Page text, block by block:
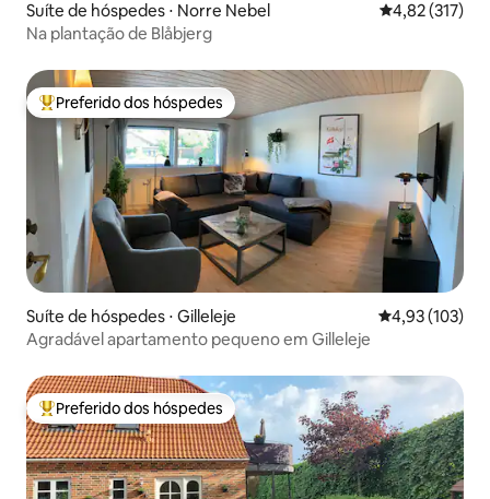
Suíte de hóspedes ⋅ Norre Nebel 4,82 de uma
4,82 (317)
Na plantação de Blåbjerg
Entre os melhores preferidos dos hóspedes
Preferido dos hóspedes
Suíte de hóspedes ⋅ Gilleleje 4,93 de uma
4,93 (103)
Agradável apartamento pequeno em Gilleleje
Entre os melhores preferidos dos hóspedes
Preferido dos hóspedes